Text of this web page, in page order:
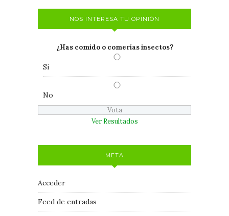
NOS INTERESA TU OPINIÓN
¿Has comido o comerías insectos?
Si
No
Ver Resultados
META
Acceder
Feed de entradas